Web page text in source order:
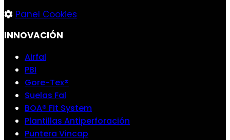
Panel Cookies
INNOVACIÓN
Airfal
PBI
Gore-Tex®
Suelas Fal
BOA® Fit System
Plantillas Antiperforación
Puntera Vincap